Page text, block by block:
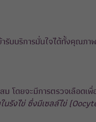
รับบริการมั่นใจได้ทั้งคุณภ
โดยจะมีการตรวจเลือดเ
รังไข่ ซึ่งมีเซลล์ไข่